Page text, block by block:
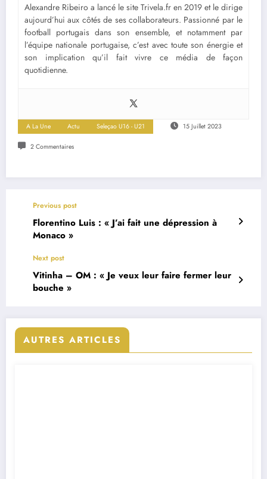
Alexandre Ribeiro a lancé le site Trivela.fr en 2019 et le dirige
aujourd’hui aux côtés de ses collaborateurs. Passionné par le
football portugais dans son ensemble, et notamment par
l’équipe nationale portugaise, c’est avec toute son énergie et
son implication qu’il fait vivre ce média de façon
quotidienne.
A La Une Actu Seleçao U16 - U21 15 Juillet 2023
2 Commentaires
Previous post
Florentino Luis : « J’ai fait une dépression à
Monaco »
Next post
Vitinha – OM : « Je veux leur faire fermer leur
bouche »
AUTRES ARTICLES